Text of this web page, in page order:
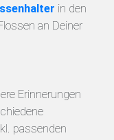
in den
an Deiner
Erinnerungen
passenden